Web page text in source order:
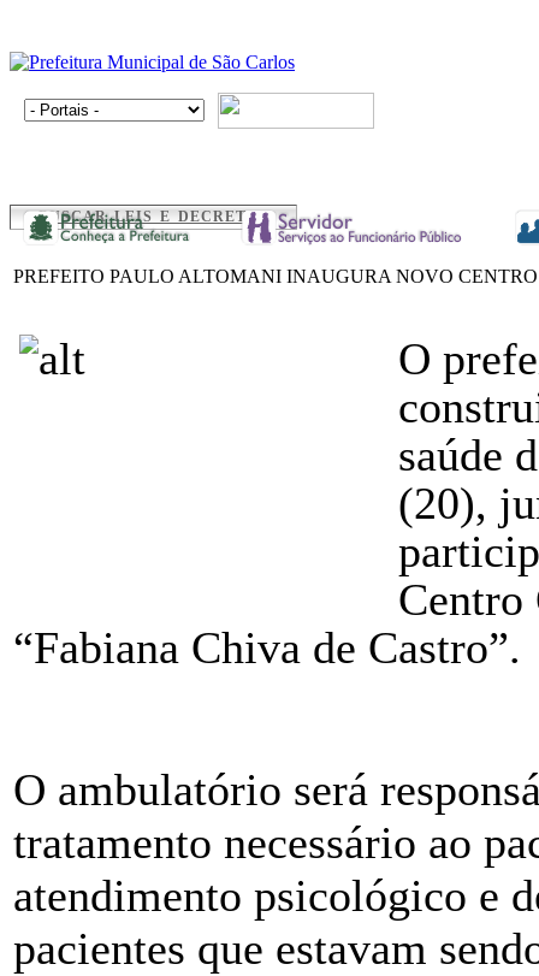
BUSCAR LEIS E DECRETOS
PREFEITO PAULO ALTOMANI INAUGURA NOVO
O
saúde
(20),
Centro
“Fabiana Chiva de Castro”.
O ambulatório será
tratamento necessário ao
atendimento psicológico e
pacientes que estavam